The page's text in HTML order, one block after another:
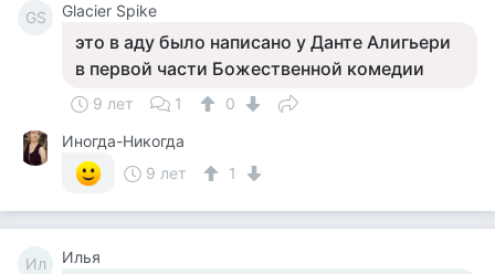
GS Glacier Spike
это в аду было написано у Данте Алигьери
в первой части Божественной комедии
9 лет 1
0
Иногда-Никогда
9 лет
1
Ил Илья